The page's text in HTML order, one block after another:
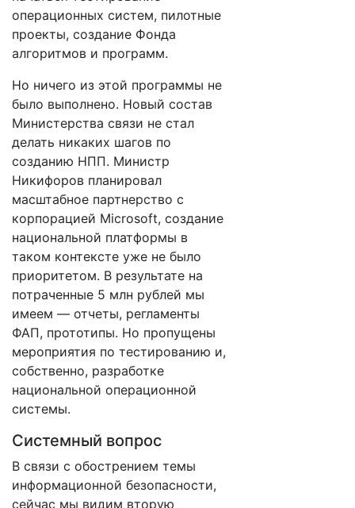
операционных систем, пилотные
проекты, создание Фонда
алгоритмов и программ.
Но ничего из этой программы не
было выполнено. Новый состав
Министерства связи не стал
делать никаких шагов по
созданию НПП. Министр
Никифоров планировал
масштабное партнерство с
корпорацией Microsoft, создание
национальной платформы в
таком контексте уже не было
приоритетом. В результате на
потраченные 5 млн рублей мы
имеем — отчеты, регламенты
ФАП, прототипы. Но пропущены
мероприятия по тестированию и,
собственно, разработке
национальной операционной
системы.
Системный вопрос
В связи с обострением темы
информационной безопасности,
сейчас мы видим вторую